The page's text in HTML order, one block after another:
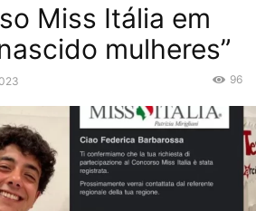
Miss Itália em
mulheres”
96